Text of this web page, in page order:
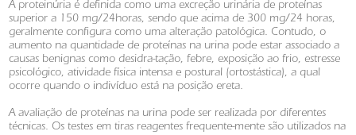
A proteinúria é definida como uma excreção urinária de proteínas
superior a 150 mg/24horas, sendo que acima de 300 mg/24 horas,
geralmente configura como uma alteração patológica. Contudo, o
aumento na quantidade de proteínas na urina pode estar associado a
causas benignas como desidra-tação, febre, exposição ao frio, estresse
psicológico, atividade física intensa e postural (ortostástica), a qual
ocorre quando o indivíduo está na posição ereta.
A avaliação de proteínas na urina pode ser realizada por diferentes
técnicas. Os testes em tiras reagentes frequente-mente são utilizados na